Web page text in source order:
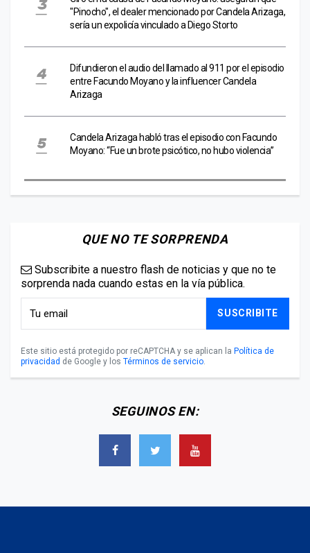
"Pinocho", el dealer mencionado por Candela Arizaga,
sería un expolicía vinculado a Diego Storto
Difundieron el audio del llamado al 911 por el episodio
entre Facundo Moyano y la influencer Candela
Arizaga
Candela Arizaga habló tras el episodio con Facundo
Moyano: “Fue un brote psicótico, no hubo violencia”
QUE NO TE SORPRENDA
Subscribite a nuestro flash de noticias y que no te
sorprenda nada cuando estas en la vía pública.
SUSCRIBITE
Este sitio está protegido por reCAPTCHA y se aplican la Política de
privacidad de Google y los Términos de servicio.
SEGUINOS EN: